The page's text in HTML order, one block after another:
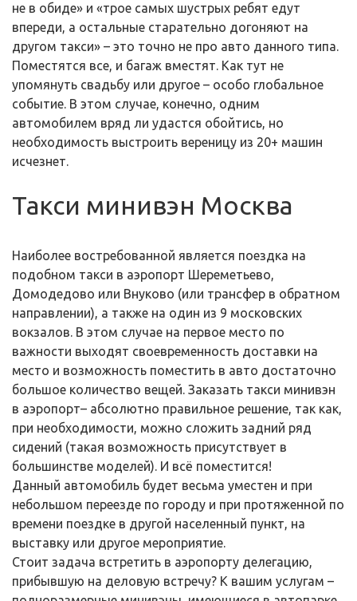
не в обиде» и «трое самых шустрых ребят едут
впереди, а остальные старательно догоняют на
другом такси» – это точно не про авто данного типа.
Поместятся все, и багаж вместят. Как тут не
упомянуть свадьбу или другое – особо глобальное
событие. В этом случае, конечно, одним
автомобилем вряд ли удастся обойтись, но
необходимость выстроить вереницу из 20+ машин
исчезнет.
Такси минивэн Москва
Наиболее востребованной является поездка на
подобном такси в аэропорт Шереметьево,
Домодедово или Внуково (или трансфер в обратном
направлении), а также на один из 9 московских
вокзалов. В этом случае на первое место по
важности выходят своевременность доставки на
место и возможность поместить в авто достаточно
большое количество вещей. Заказать такси минивэн
в аэропорт– абсолютно правильное решение, так как,
при необходимости, можно сложить задний ряд
сидений (такая возможность присутствует в
большинстве моделей). И всё поместится!
Данный автомобиль будет весьма уместен и при
небольшом переезде по городу и при протяженной по
времени поездке в другой населенный пункт, на
выставку или другое мероприятие.
Стоит задача встретить в аэропорту делегацию,
прибывшую на деловую встречу? К вашим услугам –